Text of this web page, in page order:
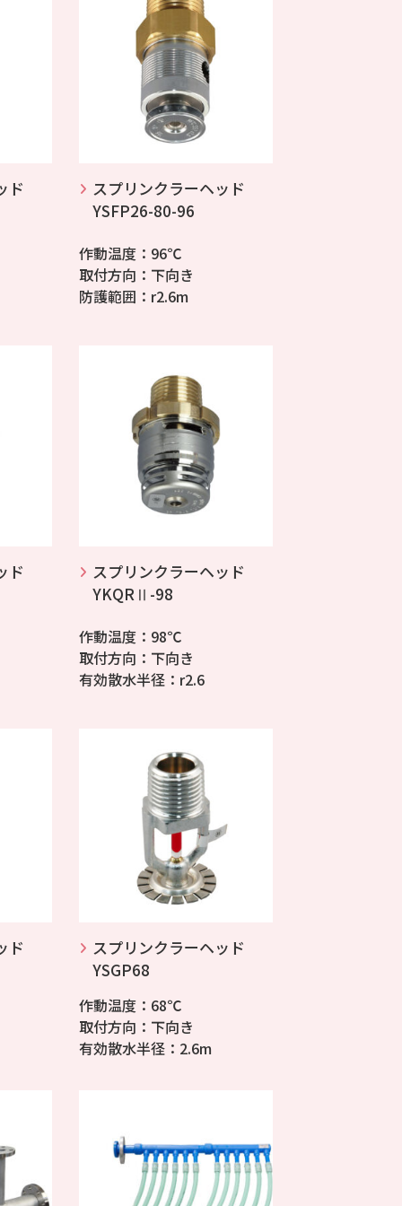
ド
スプリンクラーヘッド
YSFP26-80-96
作動温度：96℃
取付方向：下向き
防護範囲：r2.6m
ド
スプリンクラーヘッド
YKQRⅡ-98
作動温度：98℃
取付方向：下向き
有効散水半径：r2.6
ド
スプリンクラーヘッド
YSGP68
作動温度：68℃
取付方向：下向き
有効散水半径：2.6m